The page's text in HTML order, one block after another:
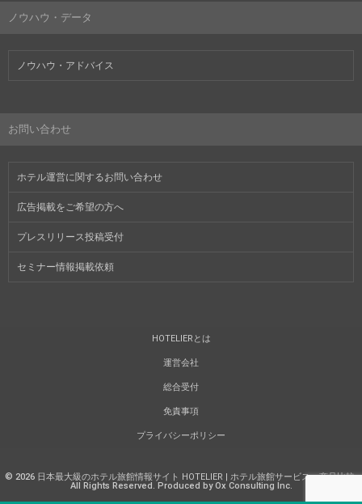
ノウハウ・データ
ノウハウ・アドバイス
お問い合わせ
ホテル運営に関するお問い合わせ
広告掲載をご希望の方へ
プレスリリース投稿受付
セミナー情報掲載依頼
HOTELIERとは
運営会社
総合受付
免責事項
プライバシーポリシー
© 2026 日本最大級のホテル旅館情報サイト HOTELIER | ホテル旅館サービス・商品比較.
All Rights Reserved. Produced by Ox Consulting Inc.